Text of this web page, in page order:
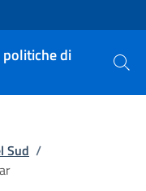
di
Cerca
Sud /